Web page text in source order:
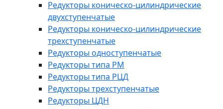
Редукторы коническо-цилиндрические
двухступенчатые
Редукторы коническо-цилиндрические
трехступенчатые
Редукторы одноступенчатые
Редукторы типа РМ
Редукторы типа РЦД
Редукторы трехступенчатые
Редукторы ЦДН